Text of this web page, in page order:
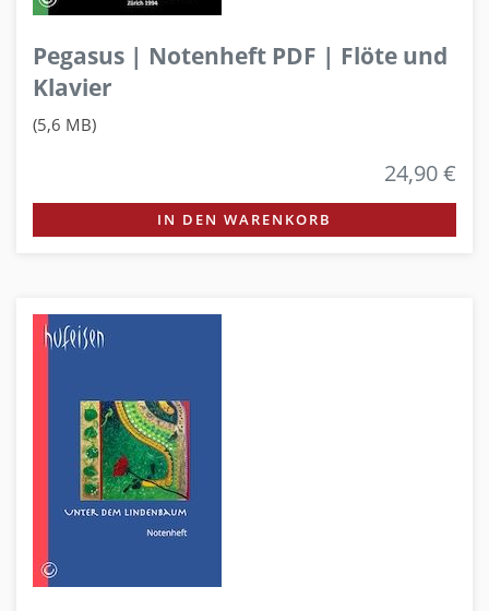
Pegasus | Notenheft PDF | Flöte und
Klavier
(5,6 MB)
24,90 €
IN DEN WARENKORB